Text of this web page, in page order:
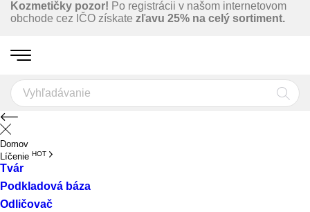
Kozmetičky pozor! Po registrácii v našom internetovom
obchode cez IČO získate zľavu 25% na celý sortiment.
Domov
Líčenie HOT
Tvár
Podkladová báza
Odličovač